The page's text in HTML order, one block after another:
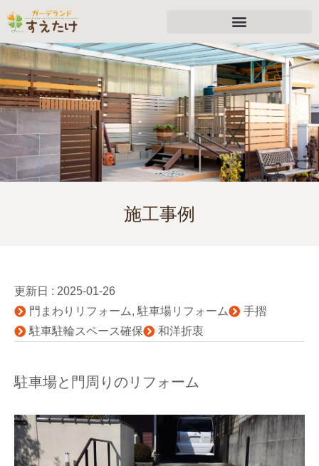
施工事例
更新日 : 2025-01-26
門まわりリフォーム, 駐車場リフォーム
手摺
駐車駐輪スペース確保
和洋折衷
駐車場と門周りのリフォーム